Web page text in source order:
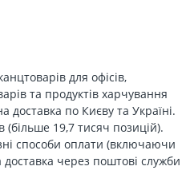
для офісів,
та продуктів харчування
доставка по Києву та Україні.
19,7 тисяч позицій).
способи оплати (включаючи
доставка через поштові служби